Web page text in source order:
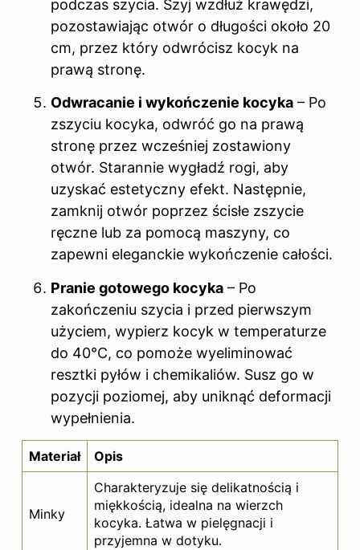
podczas szycia. Szyj wzdłuż krawędzi,
pozostawiając otwór o długości około 20
cm, przez który odwrócisz kocyk na
prawą stronę.
Odwracanie i wykończenie kocyka – Po
zszyciu kocyka, odwróć go na prawą
stronę przez wcześniej zostawiony
otwór. Starannie wygładź rogi, aby
uzyskać estetyczny efekt. Następnie,
zamknij otwór poprzez ścisłe zszycie
ręczne lub za pomocą maszyny, co
zapewni eleganckie wykończenie całości.
Pranie gotowego kocyka – Po
zakończeniu szycia i przed pierwszym
użyciem, wypierz kocyk w temperaturze
do 40°C, co pomoże wyeliminować
resztki pyłów i chemikaliów. Susz go w
pozycji poziomej, aby uniknąć deformacji
wypełnienia.
Materiał Opis
Minky
Charakteryzuje się delikatnością i
miękkością, idealna na wierzch
kocyka. Łatwa w pielęgnacji i
przyjemna w dotyku.